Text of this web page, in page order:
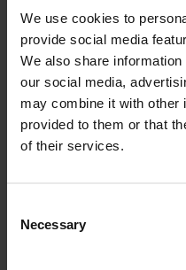
We use cookies to
provide social media
We also share
our social media,
may combine it with other
provided to them or that
of their services.
Selection
Necessary
SPEDIZIONE E RESO
DIGITAL PRODUCT PASSPORT